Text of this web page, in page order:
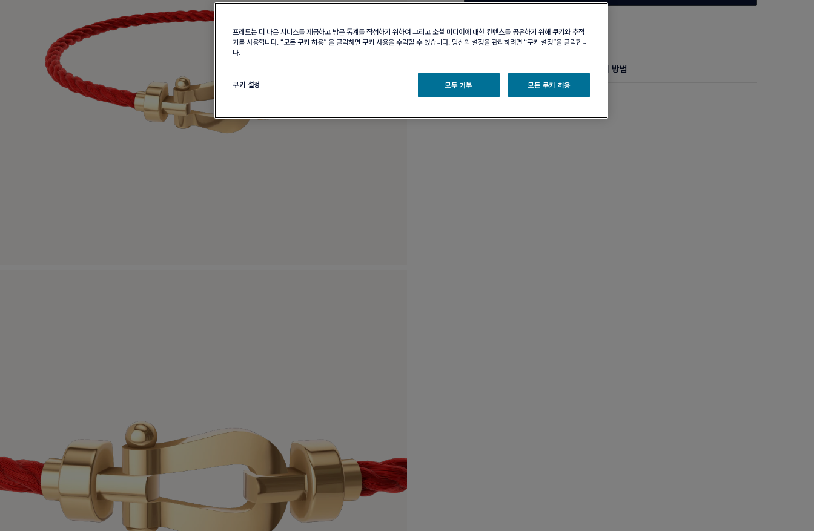
부티크 구매 가능 여부
제품 관리 방법
18K 옐로 골드 미디엄 모델
프레드는 더 나은 서비스를 제공하고 방문 통계를 작성하기 위하여 그리고 소셜 미디어에 대한 컨텐츠를 공유하기 위해 쿠키와 추적
기를 사용합니다. “모든 쿠키 허용” 을 클릭하면 쿠키 사용을 수락할 수 있습니다. 당신의 설정을 관리하려면 “쿠키 설정”을 클릭합니
다.
쿠키 설정 모두 거부 모든 쿠키 허용